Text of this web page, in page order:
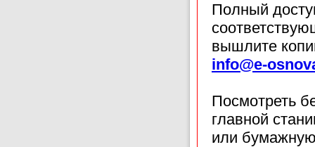
Полный
вышлите
info@e-
Посмотреть
главной
или